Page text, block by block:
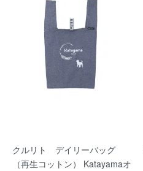
クルリト デイリーバッグ
（再生コットン） Katayamaオ